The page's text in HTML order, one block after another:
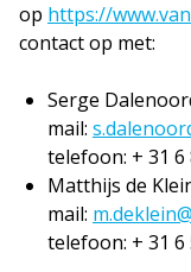
op https://
contact op met:
Serge
mail:
telefoon: + 31 6
Matthijs de
mail:
telefoon: + 31 6